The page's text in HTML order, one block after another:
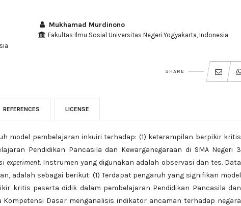
Mukhamad Murdinono
Fakultas Ilmu Sosial Universitas Negeri Yogyakarta, Indonesia
SHARE
REFERENCES LICENSE
model pembelajaran inkuiri terhadap: (1) keterampilan berpikir kritis
Pendidikan Pancasila dan Kewarganegaraan di SMA Negeri 3
experiment.Instrumen yang digunakan adalah observasi dan tes. Data
adalah sebagai berikut: (1) Terdapat pengaruh yang signifikan model
kritis peserta didik dalam pembelajaran Pendidikan Pancasila dan
Kompetensi Dasar menganalisis indikator ancaman terhadap negara